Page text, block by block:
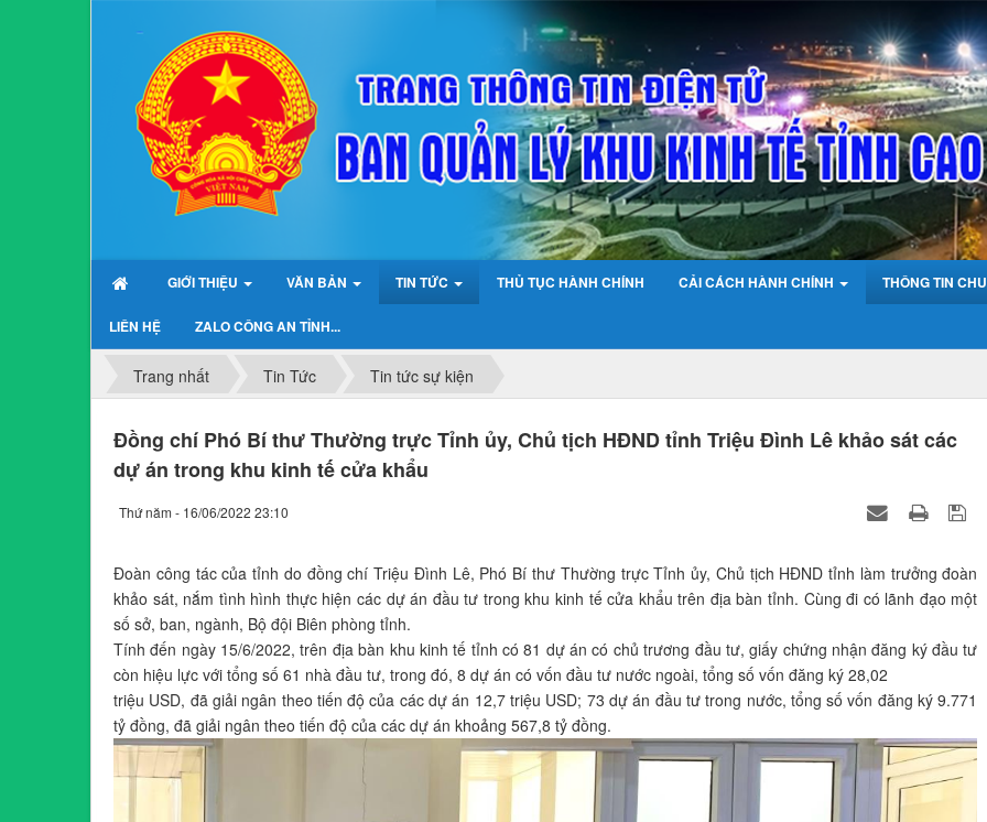
GIỚI THIỆU VĂN BẢN TIN TỨC THỦ TỤC HÀNH CHÍNH CẢI CÁCH HÀNH CHÍNH THÔNG TIN
LIÊN HỆ ZALO CÔNG AN TỈNH...
Trang nhất Tin Tức Tin tức sự kiện
Đồng chí Phó Bí thư Thường trực Tỉnh ủy, Chủ tịch HĐND tỉnh Triệu Đình Lê khảo sát các
dự án trong khu kinh tế cửa khẩu
Thứ năm - 16/06/2022 23:10
Đoàn công tác của tỉnh do đồng chí Triệu Đình Lê, Phó Bí thư Thường trực Tỉnh ủy, Chủ tịch HĐND tỉnh làm trưởng đoàn
khảo sát, nắm tình hình thực hiện các dự án đầu tư trong khu kinh tế cửa khẩu trên địa bàn tỉnh. Cùng đi có lãnh đạo một
số sở, ban, ngành, Bộ đội Biên phòng tỉnh.
Tính đến ngày 15/6/2022, trên địa bàn khu kinh tế tỉnh có 81 dự án có chủ trương đầu tư, giấy chứng nhận đăng ký đầu tư
còn hiệu lực với tổng số 61 nhà đầu tư, trong đó, 8 dự án có vốn đầu tư nước ngoài, tổng số vốn đăng ký 28,02
triệu USD, đã giải ngân theo tiến độ của các dự án 12,7 triệu USD; 73 dự án đầu tư trong nước, tổng số vốn đăng ký 9.771
tỷ đồng, đã giải ngân theo tiến độ của các dự án khoảng 567,8 tỷ đồng.